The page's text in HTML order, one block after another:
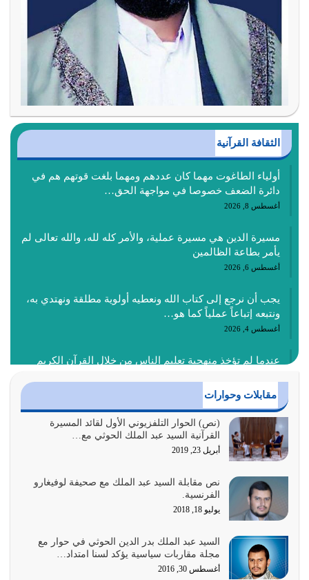
الثقافة القرآنية
أولياء الطاغوت مهما كان عددهم ومهما بلغت قوتهم هم في
دائرة الضعف خصوصا في مواجهة الحق…
أغسطس 8, 2026
مسيرة الدين هي مسيرة عملية، والأمر كله لله، والله تعالى لم
يأمر بطاعة الظالمين
أغسطس 6, 2026
يجب أن نرجع إلى كتاب الله ونعطيه أولوية مطلقة ونهتدي به،
ونتبعه إتباعاً عملياً كما هو…
أغسطس 4, 2026
عندما لم تؤخذ منهجية تعليم الناس من خلال القرآن الكريم
أغسطس 3, 2026
الغاية من الصلاة هو ذكر الله (أقم الصلاة لذكري) إضافة إلى
{وَأَعِدُّوا لَهُمْ مَا…
أغسطس 2, 2026
السبب الرئيسي لشقاء الأمة الابتعاد عن كتاب الله والتعدي
لحدود الله بالإضافات للدين
أغسطس 1, 2026
أبرز أسباب الشقاء هو الإعراض عن ذكر الله وعن هدى الله
المتمثل في القرآن الكريم
يوليو 31, 2026
مقابلات وحوارات
(نص) الحوار التلفزيوني الأول لقائد المسيرة
القرآنية السيد عبد الملك الحوثي مع…
أبريل 23, 2019
نص مقابلة السيد عبد الملك مع صحيفة لوفيغارو
الفرنسية.
يوليو 18, 2018
السيد عبد الملك بدر الدين الحوثي في حوار مع
مجلة مقاربات سياسية يؤكد لسنا امتداد…
أغسطس 30, 2016